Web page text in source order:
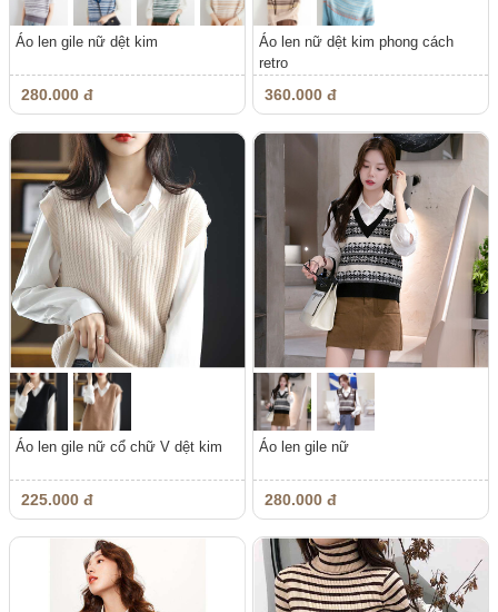
Áo len gile nữ dệt kim
280.000 đ
Áo len nữ dệt kim phong cách
retro
360.000 đ
Áo len gile nữ cổ chữ V dệt kim
225.000 đ
Áo len gile nữ
280.000 đ